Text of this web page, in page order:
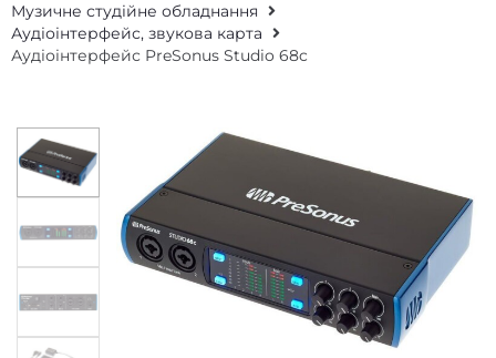
Музичне студійне обладнання
Аудіоінтерфейс, звукова карта
Аудіоінтерфейс PreSonus Studio 68c